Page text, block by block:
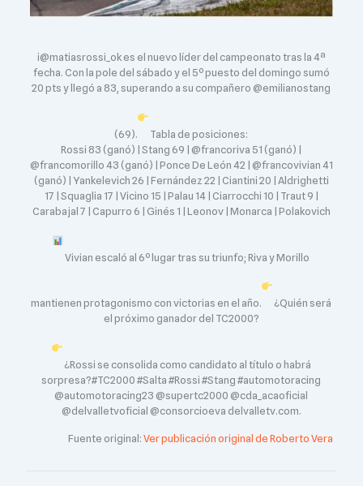
i@matiasrossi_ok es el nuevo líder del campeonato tras la 4ª
fecha. Con la pole del sábado y el 5º puesto del domingo sumó
20 pts y llegó a 83, superando a su compañero @emilianostang
(69).
Tabla de posiciones:
Rossi 83 (ganó) | Stang 69 | @francoriva 51 (ganó) |
@francomorillo 43 (ganó) | Ponce De León 42 | @francovivian 41
(ganó) | Yankelevich 26 | Fernández 22 | Ciantini 20 | Aldrighetti
17 | Squaglia 17 | Vicino 15 | Palau 14 | Ciarrocchi 10 | Traut 9 |
Carabajal 7 | Capurro 6 | Ginés 1 | Leonov | Monarca | Polakovich
Vivian escaló al 6º lugar tras su triunfo; Riva y Morillo
mantienen protagonismo con victorias en el año.
¿Quién será
el próximo ganador del TC2000?
¿Rossi se consolida como candidato al título o habrá
sorpresa?#TC2000 #Salta #Rossi #Stang #automotoracing
@automotoracing23 @supertc2000 @cda_acaoficial
@delvalletvoficial @consorcioeva delvalletv.com.
Fuente original:Ver publicación original de Roberto Vera